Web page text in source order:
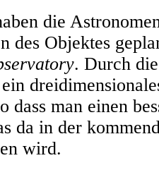
die
des Objektes
. Durch
dass man einen
da in der
wird.